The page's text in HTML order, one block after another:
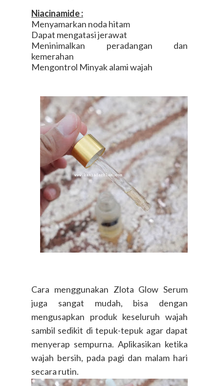
Niacinamide :
Menyamarkan noda hitam
Dapat mengatasi jerawat
Meninimalkan peradangan dan
kemerahan
Mengontrol Minyak alami wajah
Cara menggunakan Zlota Glow Serum
juga sangat mudah, bisa dengan
mengusapkan produk keseluruh wajah
sambil sedikit di tepuk-tepuk agar dapat
menyerap sempurna. Aplikasikan ketika
wajah bersih, pada pagi dan malam hari
secara rutin.